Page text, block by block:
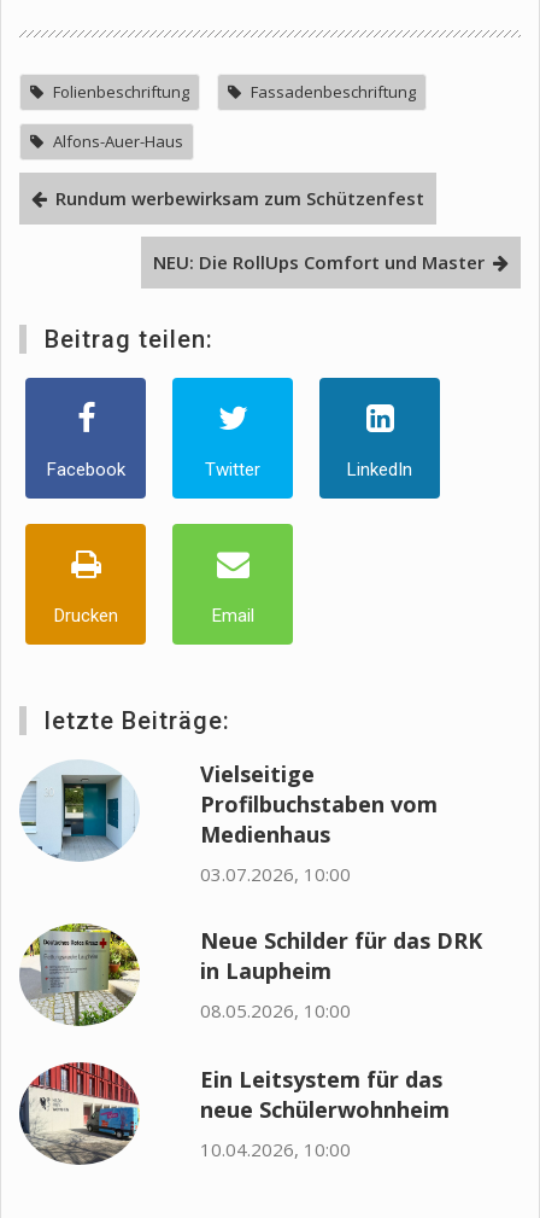
Folienbeschriftung Fassadenbeschriftung
Alfons-Auer-Haus
Rundum werbewirksam zum Schützenfest
NEU: Die RollUps Comfort und Master
Beitrag teilen:
Facebook Twitter LinkedIn
Drucken Email
letzte Beiträge:
Vielseitige
Profilbuchstaben vom
Medienhaus
03.07.2026, 10:00
Neue Schilder für das DRK
in Laupheim
08.05.2026, 10:00
Ein Leitsystem für das
neue Schülerwohnheim
10.04.2026, 10:00